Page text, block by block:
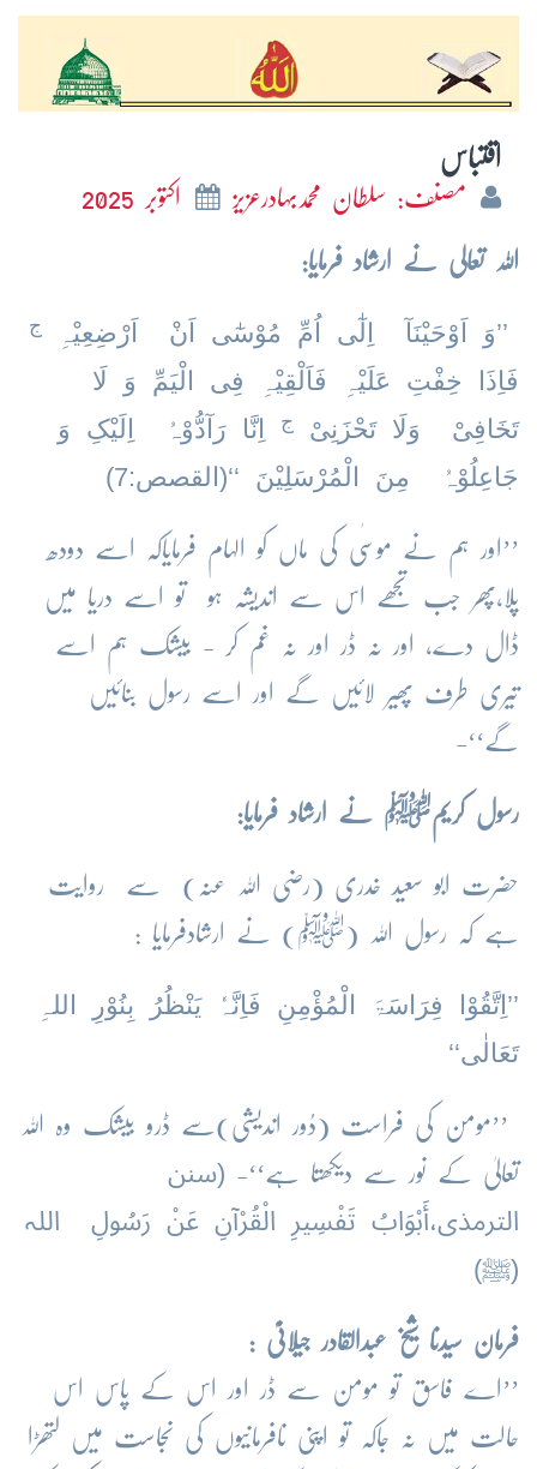
اقتباس
مصنف: سلطان محمدبہادرعزیز اکتوبر 2025
اللہ تعالی نے ارشاد فرمایا:
’’وَ اَوْحَیْنَآ اِلٰٓی اُمِّ مُوْسٰٓی اَنْ اَرْضِعِیْہِ ج
فَاِذَا خِفْتِ عَلَیْہِ فَاَلْقِیْہِ فِی الْیَمِّ وَ لَا
تَخَافِیْ وَلَا تَحْزَنِیْ
ج
اِنَّا رَآدُّوْہُ اِلَیْکِ وَ
جَاعِلُوْہُ مِنَ الْمُرْسَلِیْنَ ‘‘(القصص:7)
’’اور ہم نے موسٰی کی ماں کو الہام فرمایاکہ اسے دودھ
پلا،پھر جب تجھے اس سے اندیشہ ہو تو اسے دریا میں
ڈال دے، اور نہ ڈر اور نہ غم کر - بیشک ہم اسے
تیری طرف پھیر لائیں گے اور اسے رسول بنائیں
گے‘‘-
رسول کریمﷺ نے ارشاد فرمایا:
حضرت ابو سعید خدری (رضی اللہ عنہ) سے روایت
ہے کہ رسول اللہ (ﷺ) نے ارشادفرمایا :
’’اِتَّقُوْا فِرَاسَۃَ الْمُؤْمِنِ فَاِنَّہٗ یَنْظُرُ بِنُوْرِ اللہِ
تَعَالٰی‘‘
’’مومن کی فراست (دُور اندیشی)سے ڈرو بیشک وہ اللہ
تعالیٰ کے نور سے دیکھتا ہے‘‘- (سنن
الترمذی،أَبْوَابُ تَفْسِيرِ الْقُرْآنِ عَنْ رَسُولِ اللہ
(ﷺ)
فرمان سیدنا شیخ عبدالقادر جیلانیؒ :
’’اے فاسق تو مومن سے ڈر اور اس کے پاس اس
حالت میں نہ جاکہ تو اپنی نافرمانیوں کی نجاست میں لتھڑا